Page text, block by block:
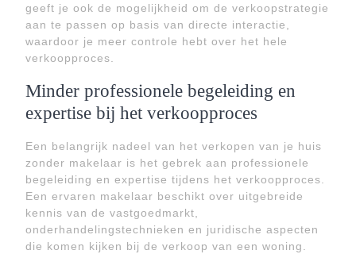
geeft je ook de mogelijkheid om de verkoopstrategie
aan te passen op basis van directe interactie,
waardoor je meer controle hebt over het hele
verkoopproces.
Minder professionele begeleiding en
expertise bij het verkoopproces
Een belangrijk nadeel van het verkopen van je huis
zonder makelaar is het gebrek aan professionele
begeleiding en expertise tijdens het verkoopproces.
Een ervaren makelaar beschikt over uitgebreide
kennis van de vastgoedmarkt,
onderhandelingstechnieken en juridische aspecten
die komen kijken bij de verkoop van een woning.